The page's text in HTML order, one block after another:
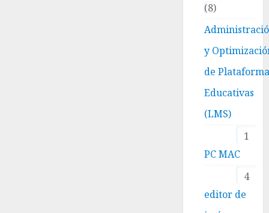
8
y
de
Educativas
(LMS)
1
PC MAC
4
editor de